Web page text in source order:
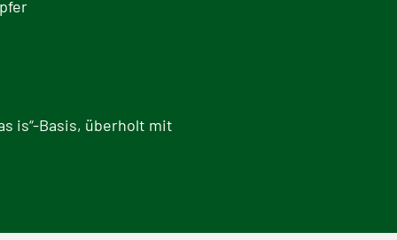
is“-Basis, überholt mit